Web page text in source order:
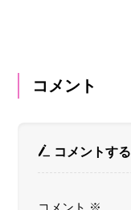
コメント
コメントする